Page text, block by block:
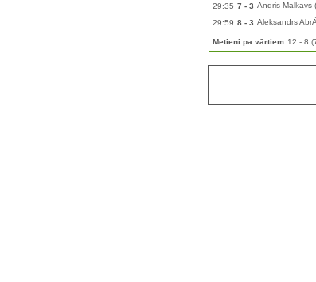
29:35 7 - 3 Andris Malkavs
29:59 8 - 3 Aleksandrs
Metieni pa vārtiem 12 - 8